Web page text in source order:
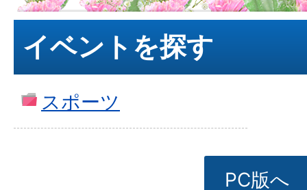
イベントを探す
スポーツ
PC版へ